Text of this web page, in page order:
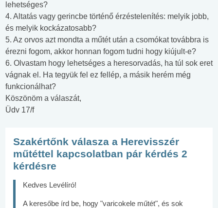
lehetséges?
4. Altatás vagy gerincbe történő érzéstelenítés: melyik jobb,
és melyik kockázatosabb?
5. Az orvos azt mondta a műtét után a csomókat továbbra is
érezni fogom, akkor honnan fogom tudni hogy kiújult-e?
6. Olvastam hogy lehetséges a heresorvadás, ha túl sok eret
vágnak el. Ha tegyük fel ez fellép, a másik herém még
funkcionálhat?
Köszönöm a válaszát,
Üdv 17/f
Szakértőnk válasza a Herevisszér
műtéttel kapcsolatban pár kérdés 2
kérdésre
Kedves Levélíró!
A keresőbe írd be, hogy "varicokele műtét", és sok